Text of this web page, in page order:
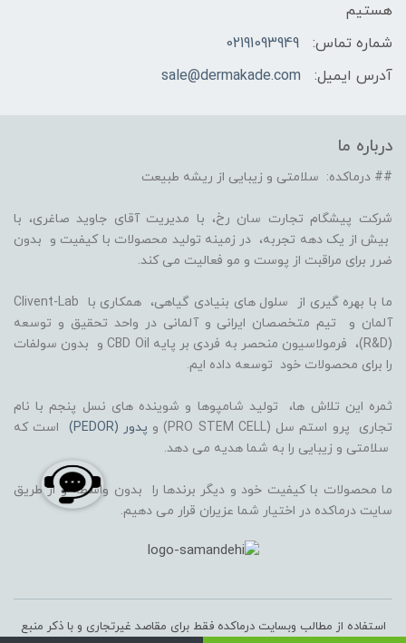
هستیم
شماره تماس:
02191093949
آدرس ایمیل:
sale@dermakade.com
درباره ما
## درماکده: سلامتی و زیبایی از ریشه طبیعت
شرکت پیشگام تجارت سان رخ، با مدیریت آقای جاوید صاغری، با
بیش از یک دهه تجربه، در زمینه تولید محصولات با کیفیت و بدون
ضرر برای مراقبت از پوست و مو فعالیت می کند.
ما با بهره گیری از سلول های بنیادی گیاهی، همکاری با Clivent-Lab
آلمان و تیم متخصصان ایرانی و آلمانی در واحد تحقیق و توسعه
(R&D)، فرمولاسیون منحصر به فردی بر پایه CBD Oil و بدون سولفات
را برای محصولات خود توسعه داده ایم.
ثمره این تلاش ها، تولید شامپوها و شوینده های نسل پنجم با نام
تجاری پرو استم سل (PRO STEM CELL) و
پدور (PEDOR)
است که
سلامتی و زیبایی را به شما هدیه می دهد.
ما محصولات با کیفیت خود و دیگر برندها را بدون واسطه و از طریق
سایت درماکده در اختیار شما عزیران قرار می دهیم.
استفاده از مطالب وبسایت درماکده فقط برای مقاصد غیرتجاری و با ذکر منبع